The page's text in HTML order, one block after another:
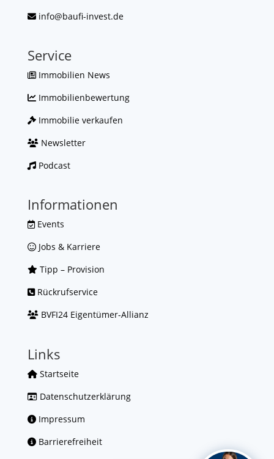
info@baufi-invest.de
Service
Immobilien News
Immobilienbewertung
Immobilie verkaufen
Newsletter
Podcast
Informationen
Events
Jobs & Karriere
Tipp – Provision
Rückrufservice
BVFI24 Eigentümer-Allianz
Links
Startseite
Datenschutzerklärung
Impressum
Barrierefreiheit